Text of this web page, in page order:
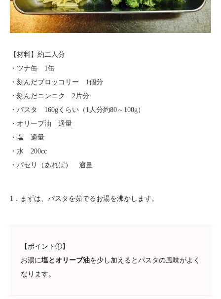
【材料】約二人分
・ツナ缶 1缶
・刻んだブロッコリー 1個分
・刻んだニンニク 2片分
・パスタ 160gくらい（1人分約80～100g）
・オリーブ油 適量
・塩 適量
・水 200cc
・パセリ（あれば） 適量
1．まずは、パスタを茹でるお湯を沸かします。
【ポイント①】
お湯に塩とオリーブ油を少し加えるとパスタの風味がよく
なります。